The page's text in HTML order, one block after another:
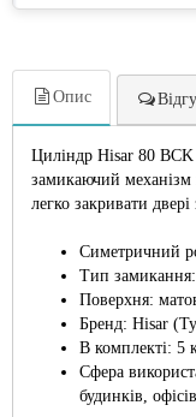
Опис
Циліндр Hisar 80
замикаючий
легко закривати
Симетричний
Тип
Поверхня:
Бренд: Hisar
В комплекті: 5
Сфера
будинків, офісів